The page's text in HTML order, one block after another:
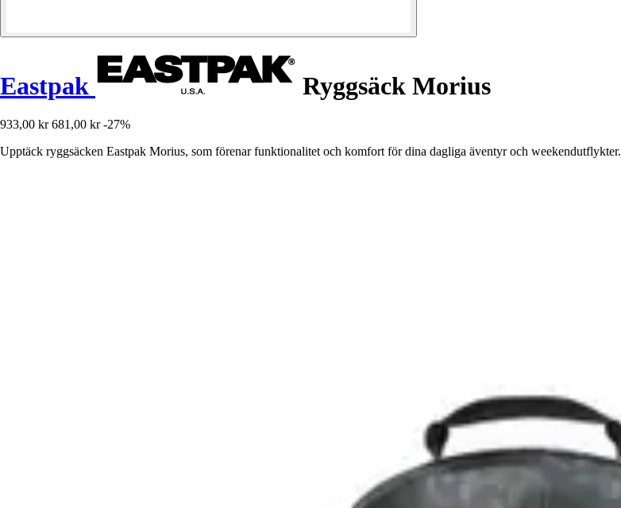
Eastpak Ryggsäck Morius
933,00 kr 681,00 kr -27%
Upptäck ryggsäcken Eastpak Morius, som förenar funktionalitet och komfort för dina dagliga äventyr och weekendutflykter.